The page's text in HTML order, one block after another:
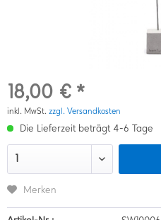
18,00 € *
inkl. MwSt. zzgl. Versandkosten
Die Lieferzeit beträgt 4-6 Tage
Merken